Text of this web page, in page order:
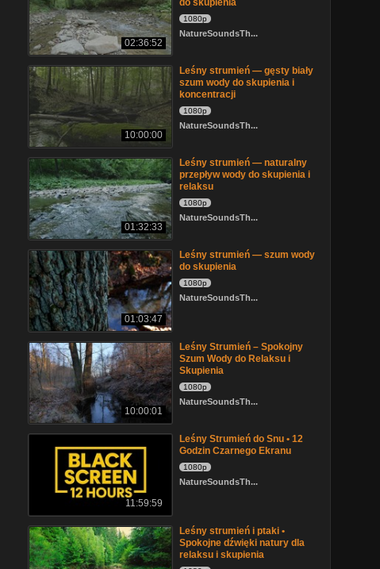
02:36:52
do skupienia
1080p
NatureSoundsTh...
10:00:00
Leśny strumień — gęsty biały
szum wody do skupienia i
koncentracji
1080p
NatureSoundsTh...
01:32:33
Leśny strumień — naturalny
przepływ wody do skupienia i
relaksu
1080p
NatureSoundsTh...
01:03:47
Leśny strumień — szum wody
do skupienia
1080p
NatureSoundsTh...
10:00:01
Leśny Strumień – Spokojny
Szum Wody do Relaksu i
Skupienia
1080p
NatureSoundsTh...
11:59:59
Leśny Strumień do Snu • 12
Godzin Czarnego Ekranu
1080p
NatureSoundsTh...
Leśny strumień i ptaki •
Spokojne dźwięki natury dla
relaksu i skupienia